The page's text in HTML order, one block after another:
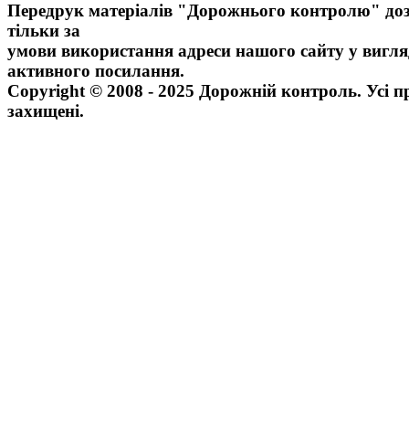
Передрук матеріалів "Дорожнього контролю"
тільки за
умови використання адреси нашого сайту у
активного посилання.
Copyright © 2008 - 2025 Дорожній контроль. Усі
захищені.